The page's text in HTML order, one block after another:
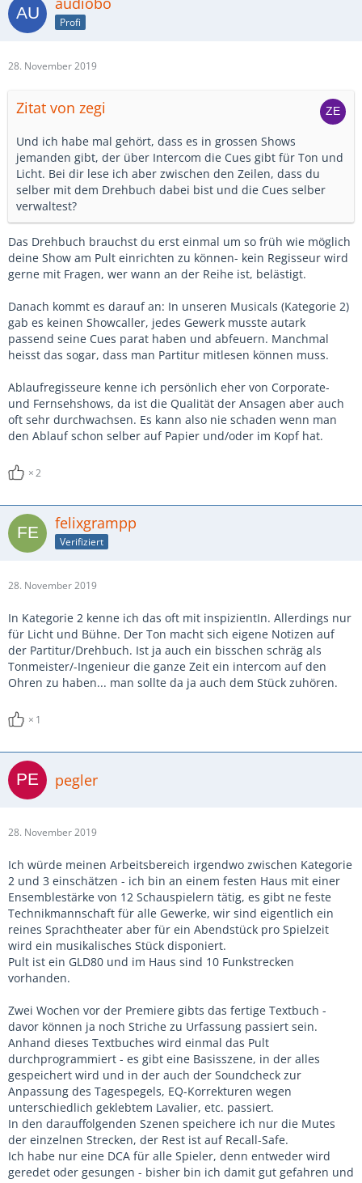
Profi
28. November 2019
Zitat von zegi
Und ich habe mal gehört, dass es in grossen Shows
jemanden gibt, der über Intercom die Cues gibt für Ton und
Licht. Bei dir lese ich aber zwischen den Zeilen, dass du
selber mit dem Drehbuch dabei bist und die Cues selber
verwaltest?
Das Drehbuch brauchst du erst einmal um so früh wie möglich
deine Show am Pult einrichten zu können- kein Regisseur wird
gerne mit Fragen, wer wann an der Reihe ist, belästigt.
Danach kommt es darauf an: In unseren Musicals (Kategorie 2)
gab es keinen Showcaller, jedes Gewerk musste autark
passend seine Cues parat haben und abfeuern. Manchmal
heisst das sogar, dass man Partitur mitlesen können muss.
Ablaufregisseure kenne ich persönlich eher von Corporate-
und Fernsehshows, da ist die Qualität der Ansagen aber auch
oft sehr durchwachsen. Es kann also nie schaden wenn man
den Ablauf schon selber auf Papier und/oder im Kopf hat.
2
felixgrampp
Verifiziert
28. November 2019
In Kategorie 2 kenne ich das oft mit inspizientIn. Allerdings nur
für Licht und Bühne. Der Ton macht sich eigene Notizen auf
der Partitur/Drehbuch. Ist ja auch ein bisschen schräg als
Tonmeister/-Ingenieur die ganze Zeit ein intercom auf den
Ohren zu haben... man sollte da ja auch dem Stück zuhören.
1
pegler
28. November 2019
Ich würde meinen Arbeitsbereich irgendwo zwischen Kategorie
2 und 3 einschätzen - ich bin an einem festen Haus mit einer
Ensemblestärke von 12 Schauspielern tätig, es gibt ne feste
Technikmannschaft für alle Gewerke, wir sind eigentlich ein
reines Sprachtheater aber für ein Abendstück pro Spielzeit
wird ein musikalisches Stück disponiert.
Pult ist ein GLD80 und im Haus sind 10 Funkstrecken
vorhanden.
Zwei Wochen vor der Premiere gibts das fertige Textbuch -
davor können ja noch Striche zu Urfassung passiert sein.
Anhand dieses Textbuches wird einmal das Pult
durchprogrammiert - es gibt eine Basisszene, in der alles
gespeichert wird und in der auch der Soundcheck zur
Anpassung des Tagespegels, EQ-Korrekturen wegen
unterschiedlich geklebtem Lavalier, etc. passiert.
In den darauffolgenden Szenen speichere ich nur die Mutes
der einzelnen Strecken, der Rest ist auf Recall-Safe.
Ich habe nur eine DCA für alle Spieler, denn entweder wird
geredet oder gesungen - bisher bin ich damit gut gefahren und